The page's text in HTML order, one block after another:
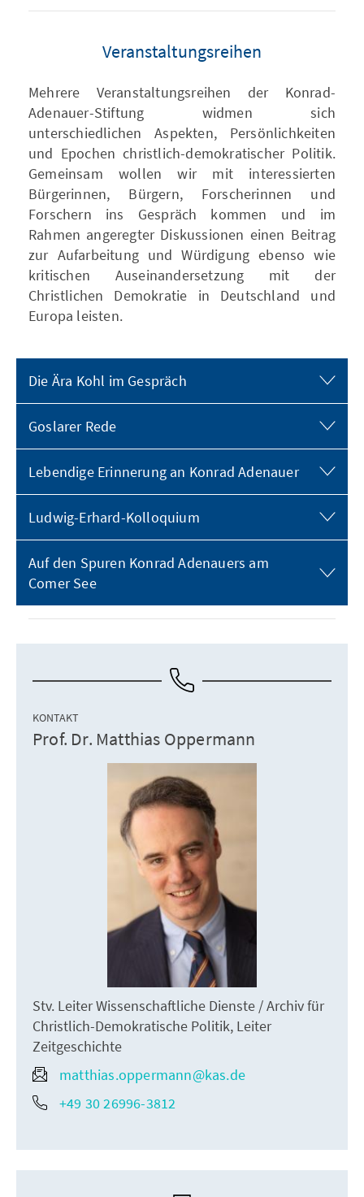
Veranstaltungsreihen
Mehrere Veranstaltungsreihen der Konrad-
Adenauer-Stiftung widmen sich
unterschiedlichen Aspekten, Persönlichkeiten
und Epochen christlich-demokratischer Politik.
Gemeinsam wollen wir mit interessierten
Bürgerinnen, Bürgern, Forscherinnen und
Forschern ins Gespräch kommen und im
Rahmen angeregter Diskussionen einen Beitrag
zur Aufarbeitung und Würdigung ebenso wie
kritischen Auseinandersetzung mit der
Christlichen Demokratie in Deutschland und
Europa leisten.
Die Ära Kohl im Gespräch
Goslarer Rede
Lebendige Erinnerung an Konrad Adenauer
Ludwig-Erhard-Kolloquium
Auf den Spuren Konrad Adenauers am
Comer See
KONTAKT
Prof. Dr. Matthias Oppermann
Stv. Leiter Wissenschaftliche Dienste / Archiv für
Christlich-Demokratische Politik, Leiter
Zeitgeschichte
matthias.oppermann@kas.de
+49 30 26996-3812